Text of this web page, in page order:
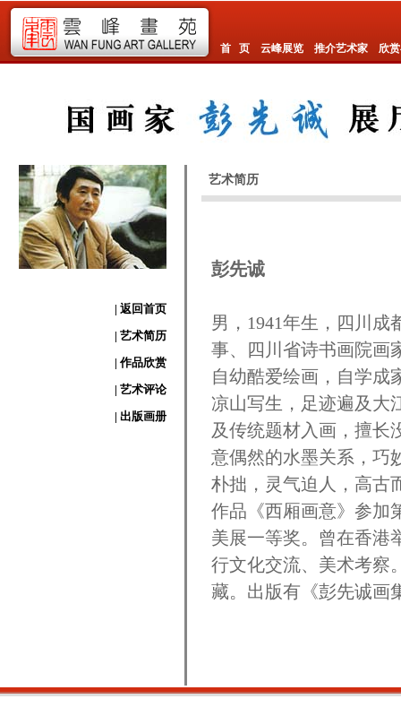
首 页 云峰展览 推介艺术家 欣
| 返回首页
| 艺术简历
| 作品欣赏
| 艺术评论
| 出版画册
艺术简历
彭先诚
男，1941年生，四川
事、四川省诗书画院画
自幼酷爱绘画，自学成
凉山写生，足迹遍及大
及传统题材入画，擅长
意偶然的水墨关系，巧
朴拙，灵气迫人，高古
作品《西厢画意》参加
美展一等奖。曾在香港
行文化交流、美术考察
藏。出版有《彭先诚画